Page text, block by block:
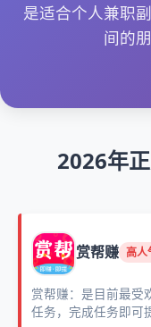
是适合个人兼职
间的
2026年
赏帮赚 高人
赏帮赚：是目前最受
任务，完成任务即可